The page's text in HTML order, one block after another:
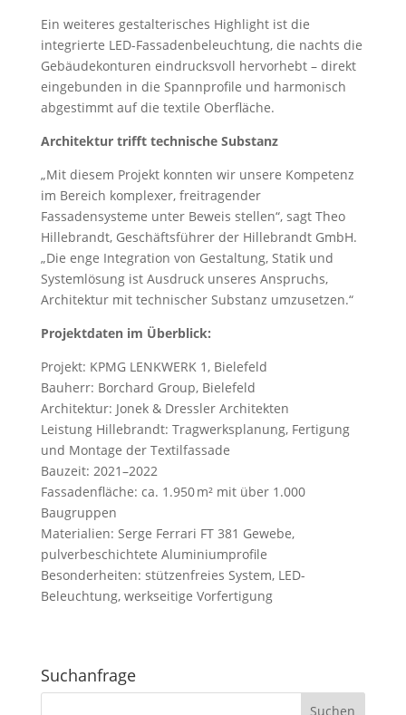
Ein weiteres gestalterisches Highlight ist die
integrierte LED-Fassadenbeleuchtung, die nachts die
Gebäudekonturen eindrucksvoll hervorhebt – direkt
eingebunden in die Spannprofile und harmonisch
abgestimmt auf die textile Oberfläche.
Architektur trifft technische Substanz
„Mit diesem Projekt konnten wir unsere Kompetenz
im Bereich komplexer, freitragender
Fassadensysteme unter Beweis stellen“, sagt Theo
Hillebrandt, Geschäftsführer der Hillebrandt GmbH.
„Die enge Integration von Gestaltung, Statik und
Systemlösung ist Ausdruck unseres Anspruchs,
Architektur mit technischer Substanz umzusetzen.“
Projektdaten im Überblick:
Projekt: KPMG LENKWERK 1, Bielefeld
Bauherr: Borchard Group, Bielefeld
Architektur: Jonek & Dressler Architekten
Leistung Hillebrandt: Tragwerksplanung, Fertigung
und Montage der Textilfassade
Bauzeit: 2021–2022
Fassadenfläche: ca. 1.950 m² mit über 1.000
Baugruppen
Materialien: Serge Ferrari FT 381 Gewebe,
pulverbeschichtete Aluminiumprofile
Besonderheiten: stützenfreies System, LED-
Beleuchtung, werkseitige Vorfertigung
Suchanfrage